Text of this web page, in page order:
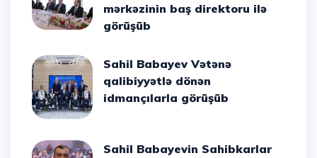
mərkəzinin baş direktoru ilə
görüşüb
Sahil Babayev Vətənə
qalibiyyətlə dönən
idmançılarla görüşüb
Sahil Babayevin Sahibkarlar